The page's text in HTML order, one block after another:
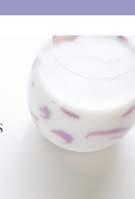
IU大马演唱会票价来了！最贵